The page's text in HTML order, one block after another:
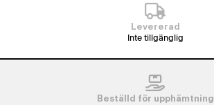
Levererad
Inte tillgänglig
Beställd för upphämtning